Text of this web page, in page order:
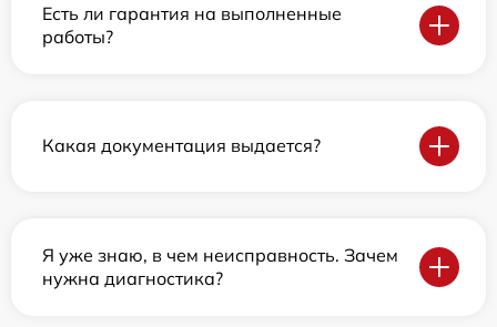
Есть ли гарантия на выполненные
работы?
Какая документация выдается?
Я уже знаю, в чем неисправность. Зачем
нужна диагностика?